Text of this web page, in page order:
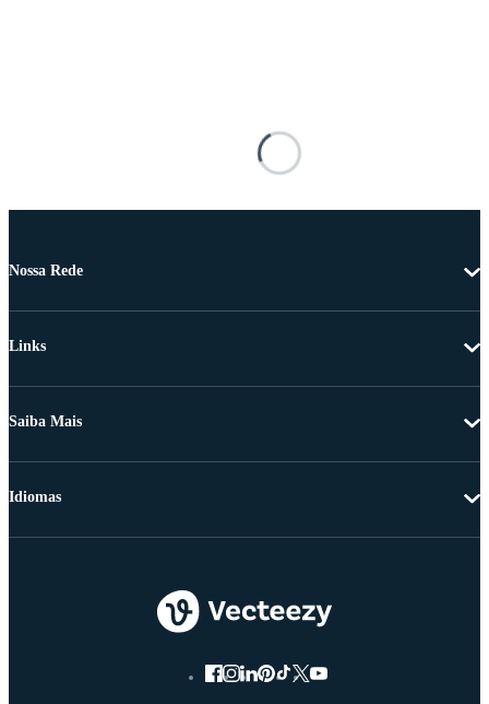
Nossa Rede
Links
Saiba Mais
Idiomas